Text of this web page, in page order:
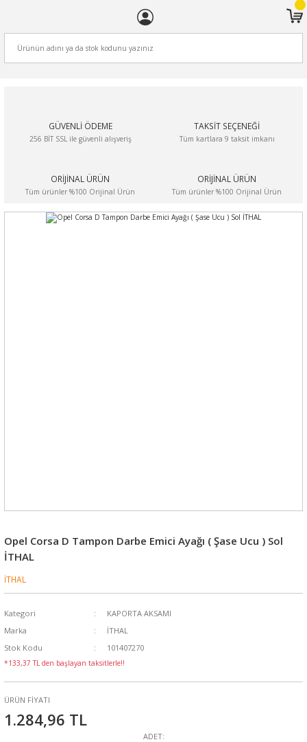
GÜVENLİ ÖDEME
256 BİT SSL ile güvenli alışveriş
TAKSİT SEÇENEĞİ
Tüm kartlara 9 taksit imkanı
ORİJİNAL ÜRÜN
Tüm ürünler %100 Orijinal Ürün
ORİJİNAL ÜRÜN
Tüm ürünler %100 Orijinal Ürün
Opel Corsa D Tampon Darbe Emici Ayağı ( Şase Ucu ) Sol
İTHAL
İTHAL
Kategori
KAPORTA AKSAMI
Marka
İTHAL
Stok Kodu
101407270
*133,37 TL den başlayan taksitlerle!!
ÜRÜN FİYATI
1.284,96 TL
ADET: